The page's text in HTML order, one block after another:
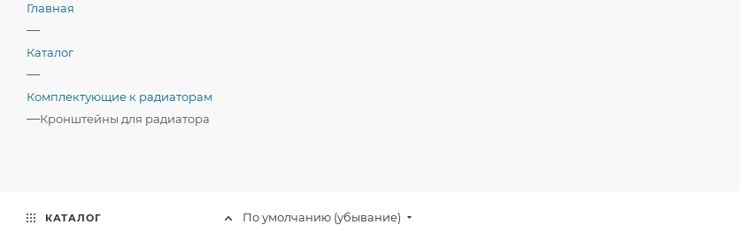
Главная
—
Каталог
—
Комплектующие к радиаторам
—Кронштейны для радиатора
По умолчанию (убывание)
КАТАЛОГ